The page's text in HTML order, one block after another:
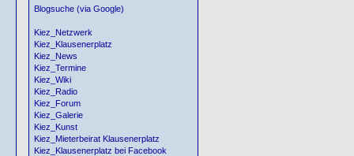
Blogsuche (via Google)
Kiez_Netzwerk
Kiez_Klausenerplatz
Kiez_News
Kiez_Termine
Kiez_Wiki
Kiez_Radio
Kiez_Forum
Kiez_Galerie
Kiez_Kunst
Kiez_Mieterbeirat Klausenerplatz
Kiez_Klausenerplatz bei Facebook